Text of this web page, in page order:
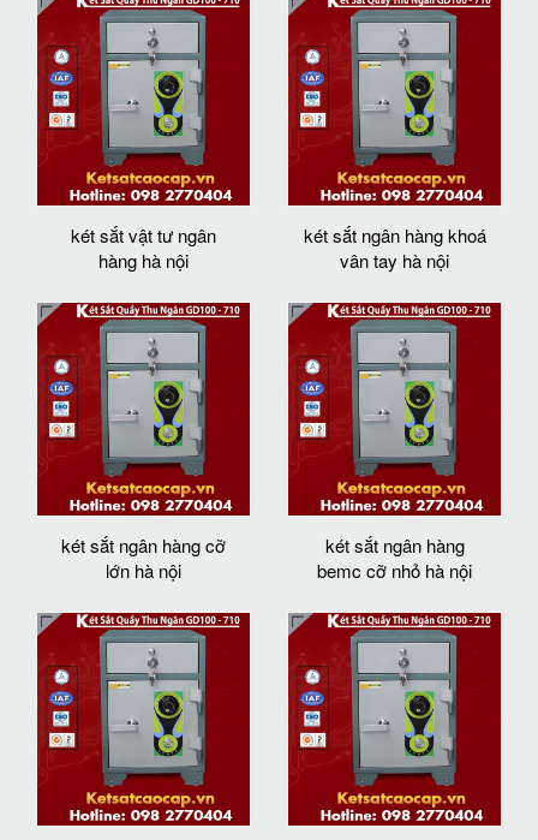
két sắt vật tư ngân
hàng hà nội
két sắt ngân hàng khoá
vân tay hà nội
két sắt ngân hàng cỡ
lớn hà nội
két sắt ngân hàng
bemc cỡ nhỏ hà nội